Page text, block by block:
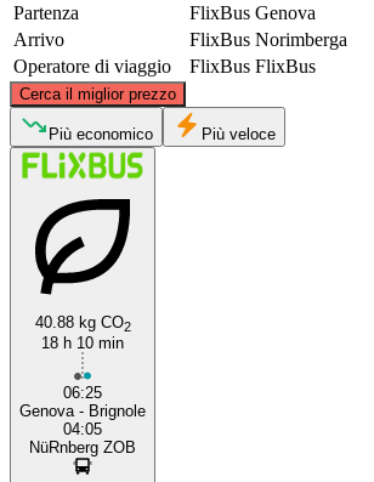
Partenza
FlixBus Genova
Arrivo
FlixBus Norimberga
Operatore di viaggio
FlixBus FlixBus
Cerca il miglior prezzo
©CARTO
Più economico Più veloce
40.88 kg CO2
18 h 10 min
06:25
Genova - Brignole
04:05
NüRnberg ZOB